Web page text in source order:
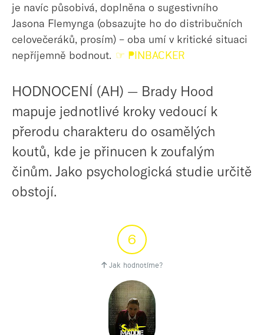
je navíc působivá, doplněna o sugestivního
Jasona Flemynga (obsazujte ho do distribučních
celovečeráků, prosím) – oba umí v kritické situaci
nepříjemně bodnout. ☞ PINBACKER
HODNOCENÍ (AH) — Brady Hood
mapuje jednotlivé kroky vedoucí k
přerodu charakteru do osamělých
koutů, kde je přinucen k zoufalým
činům. Jako psychologická studie určitě
obstojí.
6
Jak hodnotíme?